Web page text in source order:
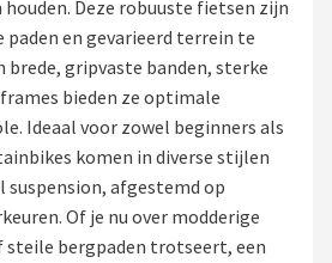
Deze robuuste fietsen zijn
en gevarieerd terrein te
brede, gripvaste banden, sterke
bieden ze optimale
Ideaal voor zowel beginners als
komen in diverse stijlen
afgestemd op
Of je nu over modderige
steile bergpaden trotseert, een